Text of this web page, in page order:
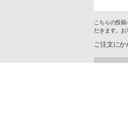
こちらの投
だきます。
ご注文に